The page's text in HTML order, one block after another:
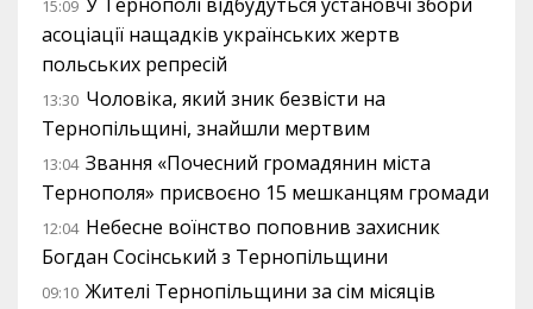
15:09
асоціації нащадків українських жертв
польських репресій
13:30 Чоловіка, який зник безвісти на
Тернопільщині, знайшли мертвим
13:04 Звання «Почесний громадянин міста
Тернополя» присвоєно 15 мешканцям громади
12:04 Небесне воїнство поповнив захисник
Богдан Сосінський з Тернопільщини
09:10 Жителі Тернопільщини за сім місяців